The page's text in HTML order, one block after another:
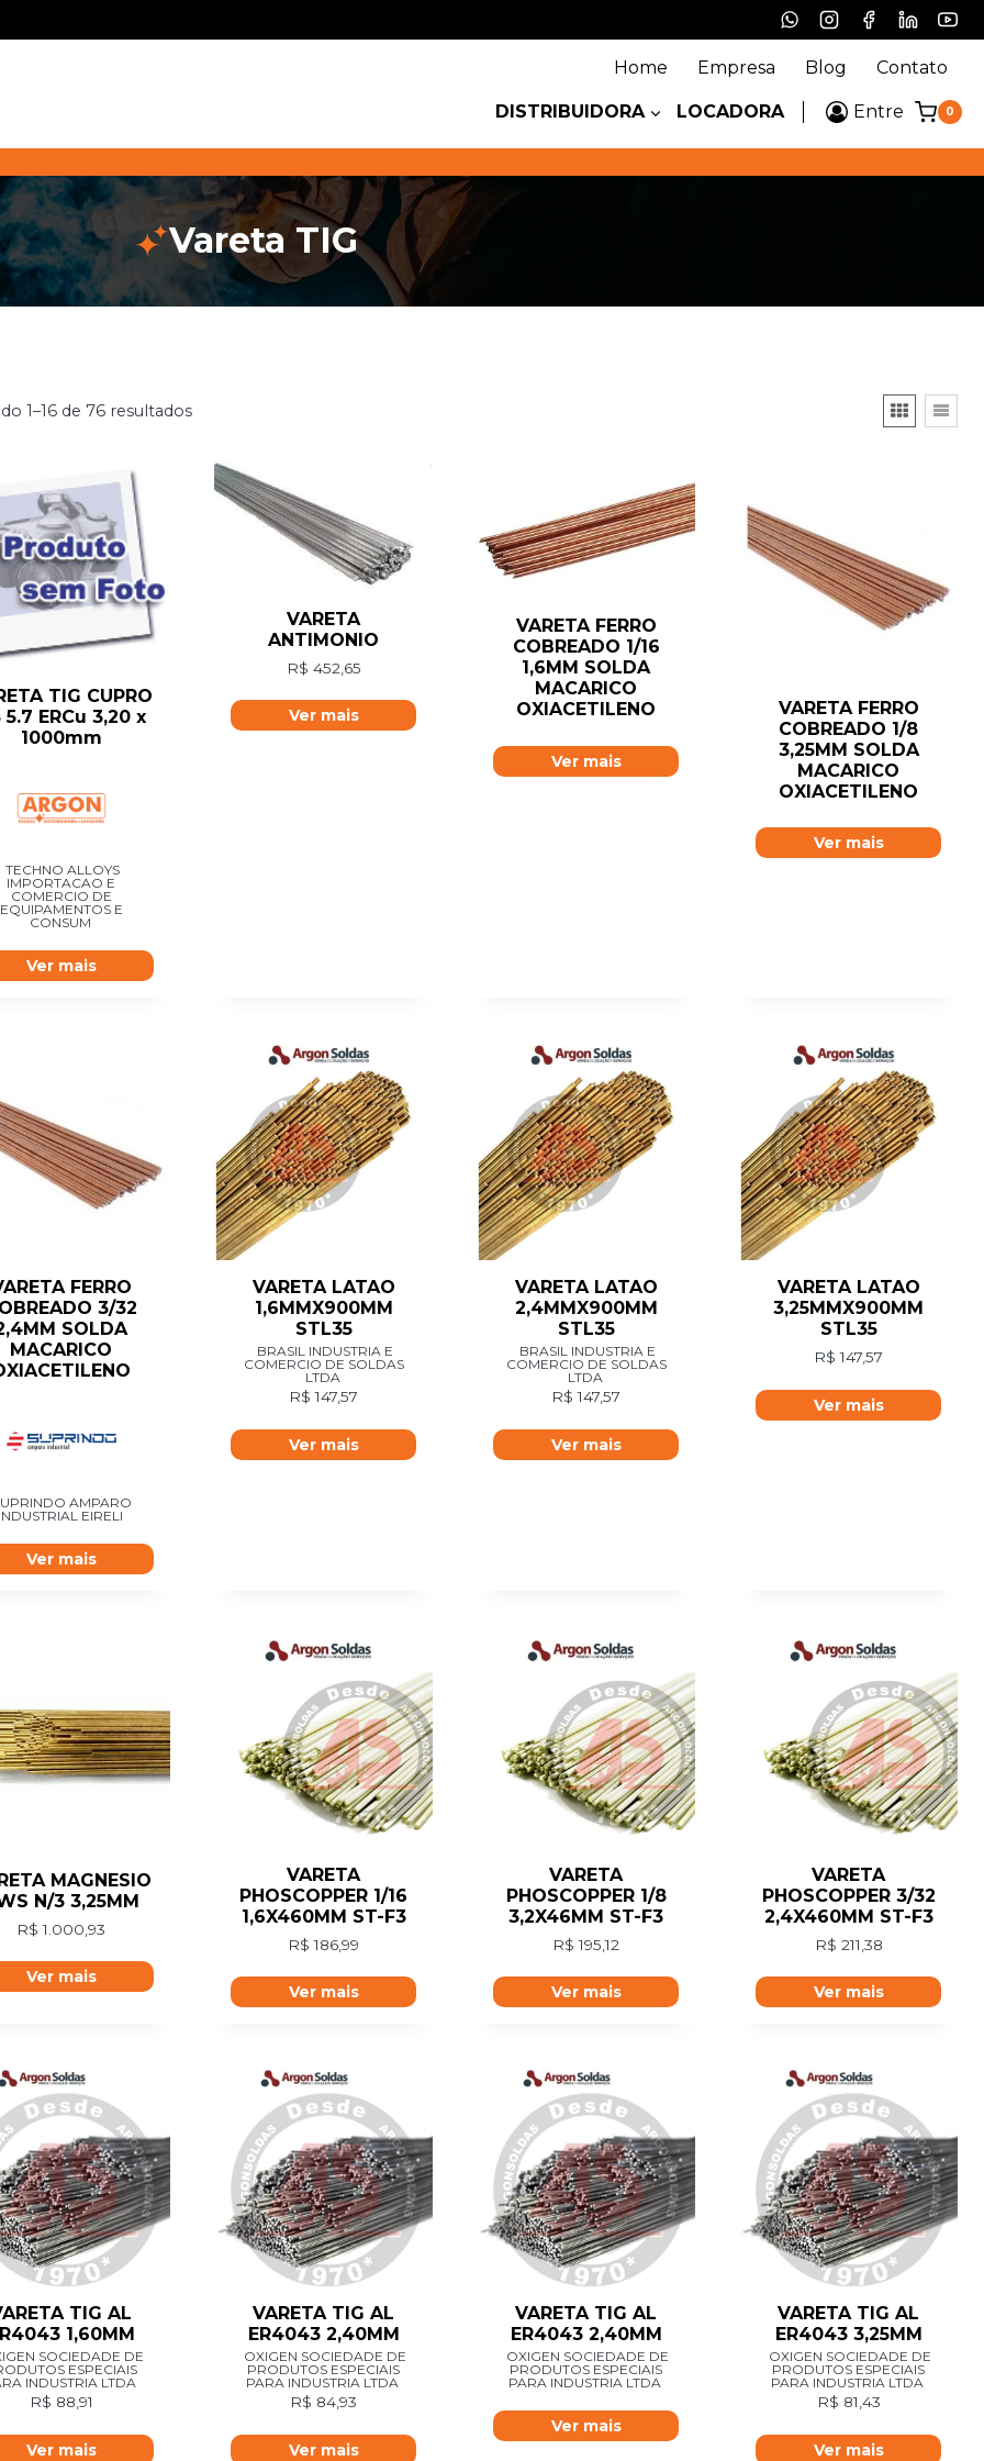
Home Empresa Blog Contato
DISTRIBUIDORA LOCADORA Entre 0
Vareta TIG
1–16 de 76 resultados
TIG CUPRO
ERCu 3,20 x
1000mm
TECHNO ALLOYS
IMPORTACAO E
COMERCIO DE
EQUIPAMENTOS E
CONSUM
Ver mais
VARETA
ANTIMONIO
R$ 452,65
Ver mais
VARETA FERRO
COBREADO 1/16
1,6MM SOLDA
MACARICO
OXIACETILENO
Ver mais
VARETA FERRO
COBREADO 1/8
3,25MM SOLDA
MACARICO
OXIACETILENO
Ver mais
FERRO
3/32
SOLDA
MACARICO
AMPARO
EIRELI
Ver mais
VARETA LATAO
1,6MMX900MM
STL35
BRASIL INDUSTRIA E
COMERCIO DE SOLDAS
LTDA
R$ 147,57
Ver mais
VARETA LATAO
2,4MMX900MM
STL35
BRASIL INDUSTRIA E
COMERCIO DE SOLDAS
LTDA
R$ 147,57
Ver mais
VARETA LATAO
3,25MMX900MM
STL35
R$ 147,57
Ver mais
MAGNESIO
N/3 3,25MM
R$ 1.000,93
Ver mais
VARETA
PHOSCOPPER 1/16
1,6X460MM ST-F3
R$ 186,99
Ver mais
VARETA
PHOSCOPPER 1/8
3,2X46MM ST-F3
R$ 195,12
Ver mais
VARETA
PHOSCOPPER 3/32
2,4X460MM ST-F3
R$ 211,38
Ver mais
TIG AL
1,60MM
SOCIEDADE DE
ESPECIAIS
INDUSTRIA LTDA
R$ 88,91
Ver mais
VARETA TIG AL
ER4043 2,40MM
OXIGEN SOCIEDADE DE
PRODUTOS ESPECIAIS
PARA INDUSTRIA LTDA
R$ 84,93
Ver mais
VARETA TIG AL
ER4043 2,40MM
OXIGEN SOCIEDADE DE
PRODUTOS ESPECIAIS
PARA INDUSTRIA LTDA
Ver mais
VARETA TIG AL
ER4043 3,25MM
OXIGEN SOCIEDADE DE
PRODUTOS ESPECIAIS
PARA INDUSTRIA LTDA
R$ 81,43
Ver mais